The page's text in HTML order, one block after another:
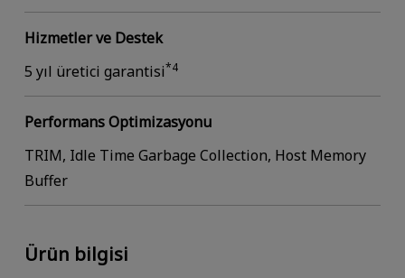
Hizmetler ve Destek
5 yıl üretici garantisi*4
Performans Optimizasyonu
TRIM, Idle Time Garbage Collection, Host Memory
Buffer
Ürün bilgisi